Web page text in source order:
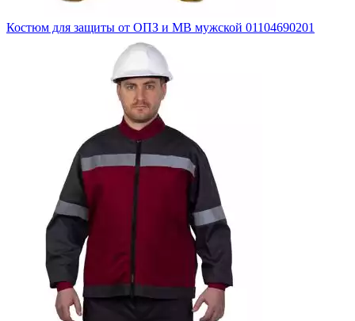
Костюм для защиты от ОПЗ и МВ мужской 01104690201